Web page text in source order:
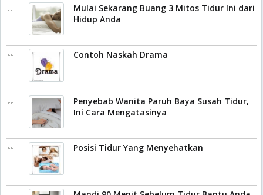
Mulai Sekarang Buang 3 Mitos Tidur Ini dari
Hidup Anda
Contoh Naskah Drama
Penyebab Wanita Paruh Baya Susah Tidur,
Ini Cara Mengatasinya
Posisi Tidur Yang Menyehatkan